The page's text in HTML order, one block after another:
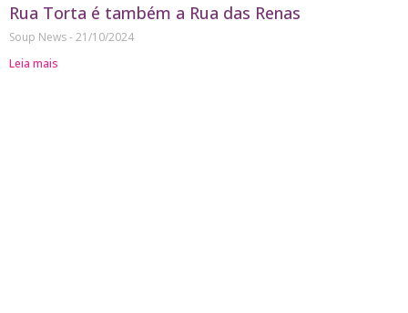
Rua Torta é também a Rua das Renas
Soup News 21/10/2024
Leia mais